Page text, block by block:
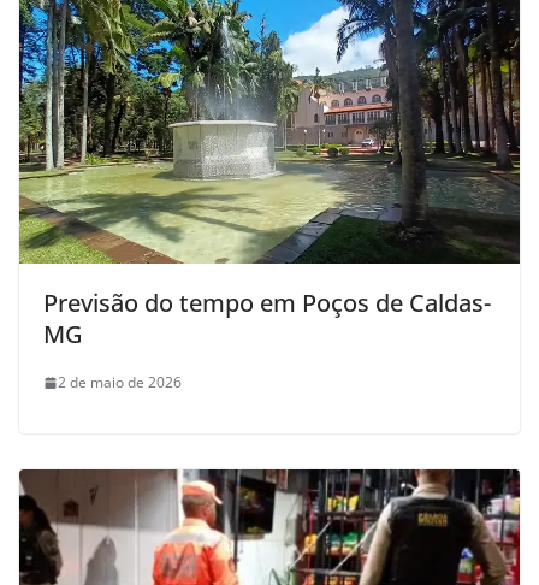
Previsão do tempo em Poços de Caldas-
MG
2 de maio de 2026